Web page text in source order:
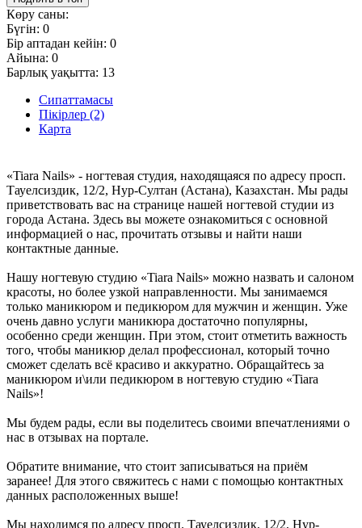
Көру саны:
Бүгін: 0
Бір аптадан кейін: 0
Айына: 0
Барлық уақытта: 13
Сипаттамасы
Пікірлер (2)
Карта
«Tiara Nails» - ногтевая студия, находящаяся по адресу просп.
Тауелсиздик, 12/2, Нур-Султан (Астана), Казахстан. Мы рады
приветствовать вас на странице нашей ногтевой студии из
города Астана. Здесь вы можете ознакомиться с основной
информацией о нас, прочитать отзывы и найти наши
контактные данные.
Нашу ногтевую студию «Tiara Nails» можно назвать и салоном
красоты, но более узкой направленности. Мы занимаемся
только маникюром и педикюром для мужчин и женщин. Уже
очень давно услуги маникюра достаточно популярны,
особенно среди женщин. При этом, стоит отметить важность
того, чтобы маникюр делал профессионал, который точно
сможет сделать всё красиво и аккуратно. Обращайтесь за
маникюром и\или педикюром в ногтевую студию «Tiara
Nails»!
Мы будем рады, если вы поделитесь своими впечатлениями о
нас в отзывах на портале.
Обратите внимание, что стоит записываться на приём
заранее! Для этого свяжитесь с нами с помощью контактных
данных расположенных выше!
Мы находимся по адресу просп. Тауелсиздик, 12/2, Нур-